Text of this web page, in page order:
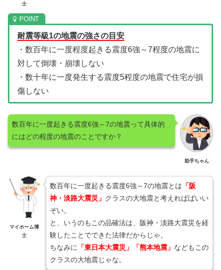
士
耐震等級1の地震の強さの目安
・数百年に一度程度起きる震度6強～7程度の地震に
対して倒壊・崩壊しない
・数十年に一度発生する震度5程度の地震で住宅が損
傷しない
助手ちゃん
数百年に一度起きる震度6強～7の地震って具体的
にはどの程度の地震のことですか？
マイホーム博
士
数百年に一度起きる震度6強～7の地震とは 「阪
神・淡路大震災」 クラスの大地震と考えればばいい
ぞい。
と、いうのもこの品確法は、阪神・淡路大震災を経
験したことでできた法律だからじゃ。
ちなみに 「東日本大震災」「熊本地震」 などもこの
クラスの大地震じゃな。